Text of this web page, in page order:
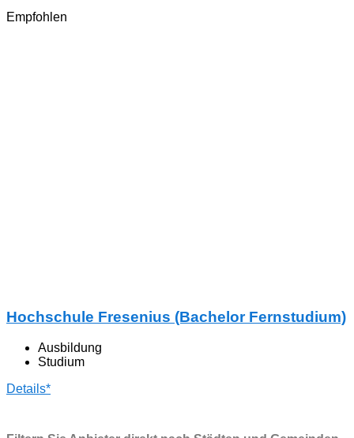
Empfohlen
Hochschule Fresenius (Bachelor Fernstudium)
Ausbildung
Studium
Details*